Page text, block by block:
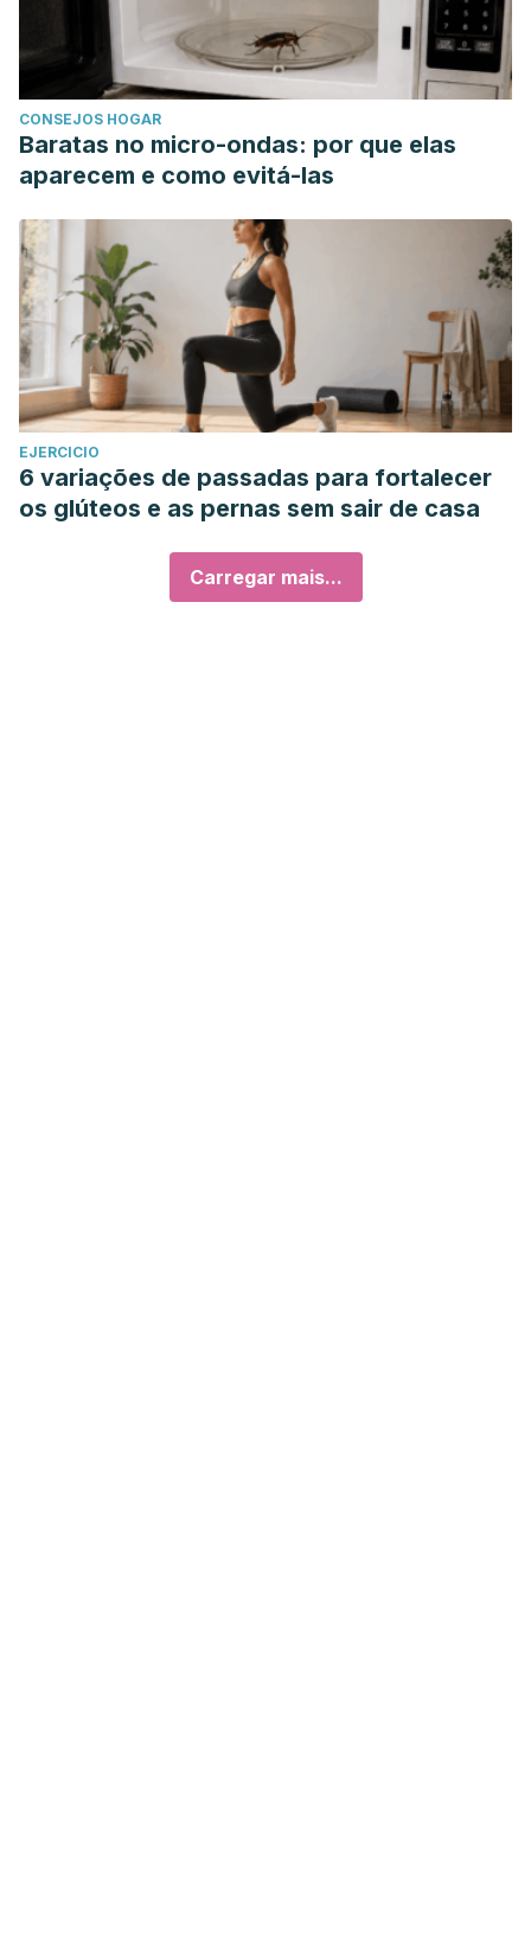
CONSEJOS HOGAR
Baratas no micro-ondas: por que elas
aparecem e como evitá-las
EJERCICIO
6 variações de passadas para fortalecer
os glúteos e as pernas sem sair de casa
Carregar mais...